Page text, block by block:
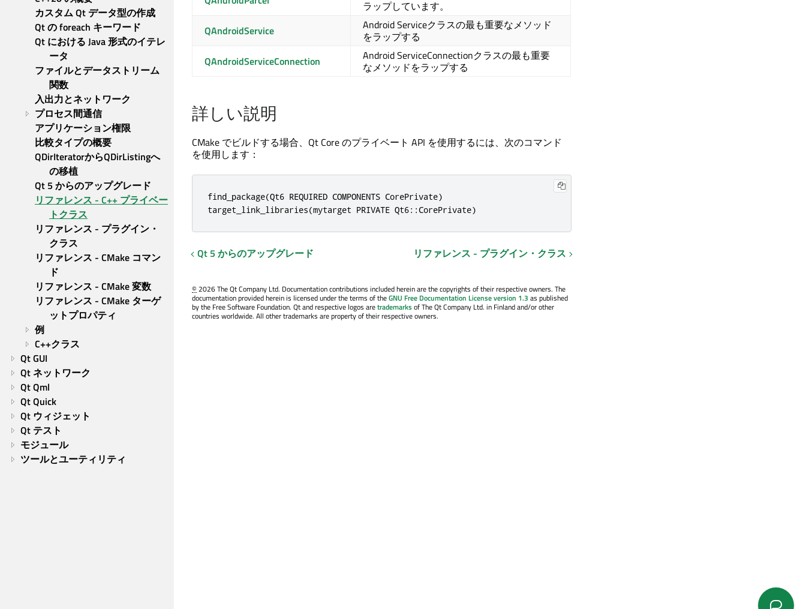
カスタム Qt データ型の作成
Qt の foreach キーワード
Qt における Java 形式のイテレ
ータ
ファイルとデータストリーム
関数
入出力とネットワーク
プロセス間通信
アプリケーション権限
比較タイプの概要
QDirIteratorからQDirListingへ
の移植
Qt 5 からのアップグレード
リファレンス - C++ プライベー
トクラス
リファレンス - プラグイン・
クラス
リファレンス - CMake コマン
ド
リファレンス - CMake 変数
リファレンス - CMake ターゲ
ットプロパティ
例
C++クラス
Qt GUI
Qt ネットワーク
Qt Qml
Qt Quick
Qt ウィジェット
Qt テスト
モジュール
ツールとユーティリティ
ラップしています。
QAndroidService
Android Serviceクラスの最も重要なメソッド
をラップする
QAndroidServiceConnection
Android ServiceConnectionクラスの最も重要
なメソッドをラップする
詳しい説明
CMake でビルドする場合、 Qt Coreのプライベート API を使用するには、次のコマンド
を使用します：
find_package(Qt6 REQUIRED COMPONENTS CorePrivate)
target_link_libraries(mytarget PRIVATE Qt6::CorePrivate)
Qt 5 からのアップグレード リファレンス - プラグイン・クラス
©2026 The Qt Company Ltd. Documentation contributions included herein are the copyrights of their respective owners. The
documentation provided herein is licensed under the terms of theGNU Free Documentation License version 1.3 as published
by the Free Software Foundation. Qt and respective logos aretrademarksof The Qt Company Ltd. in Finland and/or other
countries worldwide. All other trademarks are property of their respective owners.